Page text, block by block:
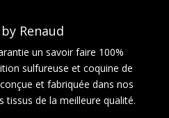
Renaud
un savoir faire 100%
sulfureuse et coquine de
et fabriquée dans nos
tissus de la meilleure qualité.